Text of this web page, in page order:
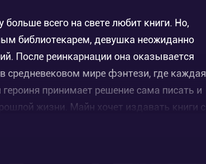
всего на свете любит книги. Но,
библиотекарем, девушка неожиданно
После реинкарнации она оказывается
мире фэнтези, где каждая
принимает решение сама писать и
жизни. Майн хочет издавать книги с
трудности в лице аристократии и
который занимается воспитанием
Сильвестру придётся